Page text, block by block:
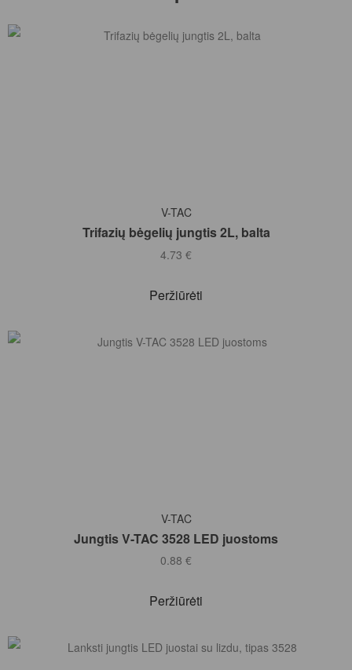
Į KREPŠELĮ
V-TAC
Trifazių bėgelių jungtis 2L, balta
4.73 €
Peržiūrėti
V-TAC
Jungtis V-TAC 3528 LED juostoms
0.88 €
Peržiūrėti